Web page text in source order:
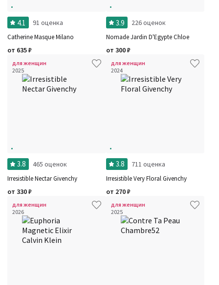
4.1 91 оценка
Catherine Masque Milano
от 635₽
3.9 226 оценок
Nomade Jardin D'Egypte Chloe
от 300₽
для женщин
2025
3.8 465 оценок
Irresistible Nectar Givenchy
от 330₽
для женщин
2024
3.8 711 оценка
Irresistible Very Floral Givenchy
от 270₽
для женщин
2026
для женщин
2025